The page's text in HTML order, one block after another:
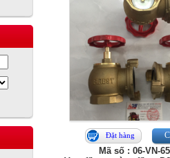
Đặt hàng
Mã số : 06-VN-